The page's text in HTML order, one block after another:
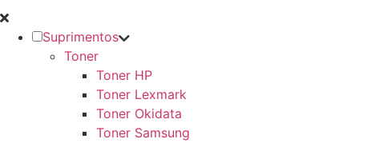
Suprimentos
Toner
Toner HP
Toner Lexmark
Toner Okidata
Toner Samsung